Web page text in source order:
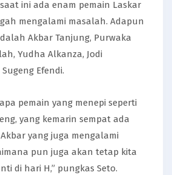
ini ada enam pemain Laskar
mengalami masalah. Adapun
Akbar Tanjung, Purwaka
Yudha Alkanza, Jodi
Efendi.
pemain yang menepi seperti
yang kemarin sempat ada
yang juga mengalami
pun juga akan tetap kita
di hari H,” pungkas Seto.